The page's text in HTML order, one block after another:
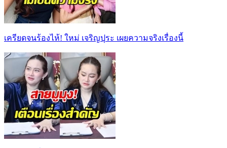
เครียดจนร้องไห้! ใหม่ เจริญปุระ เผยความจริงเรื่องนี้